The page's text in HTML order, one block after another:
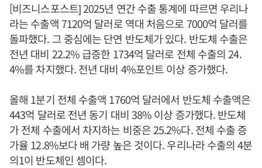
[비즈니스포스트] 2025년 연간 수출 통계에 따르면 우리나
라는 수출액 7120억 달러로 역대 처음으로 7000억 달러를
돌파했다. 그 중심에는 단연 반도체가 있다. 반도체 수출은
전년 대비 22.2% 급증한 1734억 달러로 전체 수출의 24.
4%를 차지했다. 전년 대비 4%포인트 이상 증가했다.
올해 1분기 전체 수출액 1760억 달러에서 반도체 수출액은
443억 달러로 전년 동기 대비 38% 이상 증가했다. 반도체
가 전체 수출에서 차지하는 비중은 25.2%다. 전체 수출 증
가율 12.8%보다 배 가량 높은 것이다. 우리나라 수출의 4분
의1이 반도체인 셈이다.